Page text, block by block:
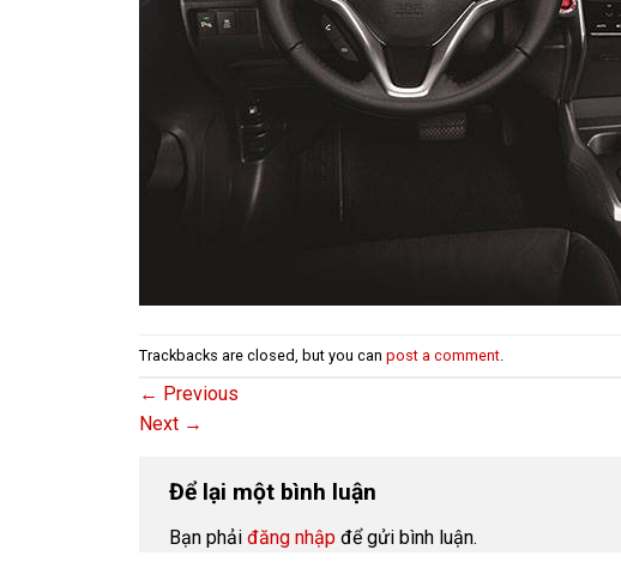
Trackbacks are closed, but you can post a comment
← Previous
Next →
Để lại một bình luận
Bạn phải đăng nhập để gửi bình luận.